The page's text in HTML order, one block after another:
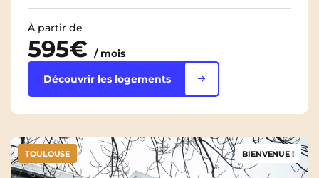
À partir de
595€ / mois
Découvrir les logements
TOULOUSE BIENVENUE !